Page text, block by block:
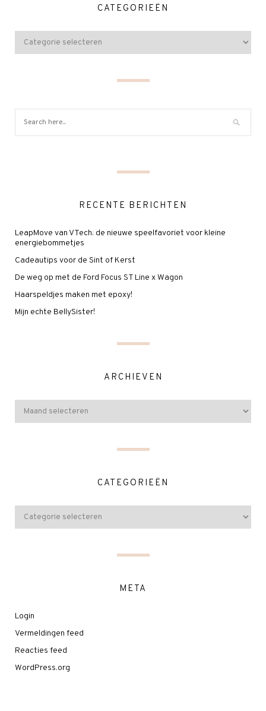
CATEGORIEËN
RECENTE BERICHTEN
LeapMove van VTech: de nieuwe speelfavoriet voor kleine
energiebommetjes
Cadeautips voor de Sint of Kerst
De weg op met de Ford Focus ST Line x Wagon
Haarspeldjes maken met epoxy!
Mijn echte BellySister!
ARCHIEVEN
CATEGORIEËN
META
Login
Vermeldingen feed
Reacties feed
WordPress.org